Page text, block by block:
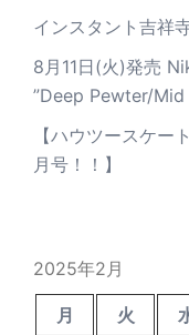
インスタント吉祥
8月11日(火)発売
”Deep Pewter/Mid
【ハウツースケ
月号！！】
2025年2月
月 火